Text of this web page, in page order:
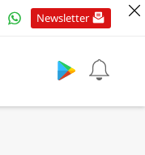
Newsletter